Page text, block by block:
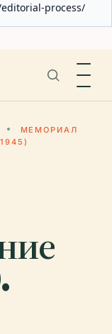
process/
МЕМОРИАЛ